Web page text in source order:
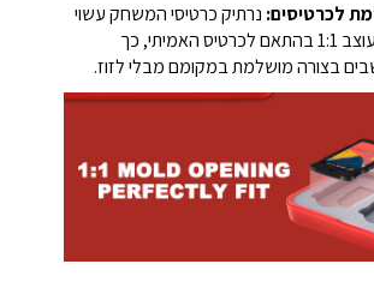
לכרטיסים: נרתיק כרטיסי המשחק עשוי
מסיליקון רך ומעוצב 1:1 בהתאם לכרטיס האמיתי, כך
בצורה מושלמת במקומם מבלי לזוז.